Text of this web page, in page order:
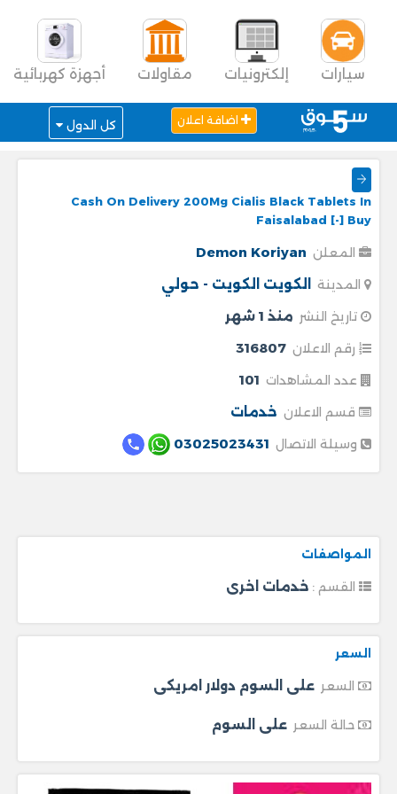
سيارات إلكترونيات مقاولات أجهزة كهربائية
اضافة اعلان كل الدول
Cash On Delivery 200Mg Cialis Black Tablets In
Faisalabad [-] Buy
المعلن Demon Koriyan
المدينة الكويت الكويت - حولي
تاريخ النشر منذ 1 شهر
رقم الاعلان 316807
عدد المشاهدات 101
قسم الاعلان خدمات
وسيلة الاتصال 03025023431
المواصفات
خدمات اخرى
السعر
السعر على السوم دولار امريكى
حالة السعر على السوم